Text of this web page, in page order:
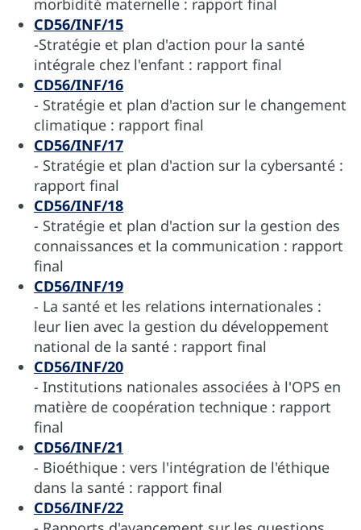
morbidité maternelle : rapport final
CD56/INF/15
-Stratégie et plan d'action pour la santé
intégrale chez l'enfant : rapport final
CD56/INF/16
- Stratégie et plan d'action sur le changement
climatique : rapport final
CD56/INF/17
- Stratégie et plan d'action sur la cybersanté :
rapport final
CD56/INF/18
- Stratégie et plan d'action sur la gestion des
connaissances et la communication : rapport
final
CD56/INF/19
- La santé et les relations internationales :
leur lien avec la gestion du développement
national de la santé : rapport final
CD56/INF/20
- Institutions nationales associées à l'OPS en
matière de coopération technique : rapport
final
CD56/INF/21
- Bioéthique : vers l'intégration de l'éthique
dans la santé : rapport final
CD56/INF/22